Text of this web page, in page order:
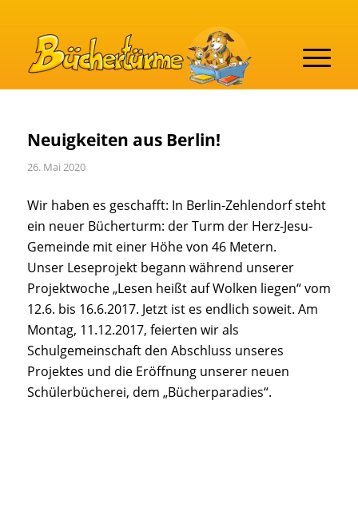
Neuigkeiten aus Berlin!
26. Mai 2020
Wir haben es geschafft: In Berlin-Zehlendorf steht
ein neuer Bücherturm: der Turm der Herz-Jesu-
Gemeinde mit einer Höhe von 46 Metern.
Unser Leseprojekt begann während unserer
Projektwoche „Lesen heißt auf Wolken liegen“ vom
12.6. bis 16.6.2017. Jetzt ist es endlich soweit. Am
Montag, 11.12.2017, feierten wir als
Schulgemeinschaft den Abschluss unseres
Projektes und die Eröffnung unserer neuen
Schülerbücherei, dem „Bücherparadies“.